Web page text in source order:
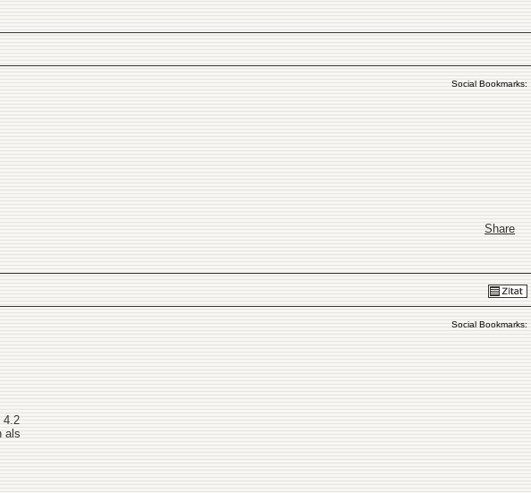
Social Bookmarks:
Share
Social Bookmarks:
4.2
als